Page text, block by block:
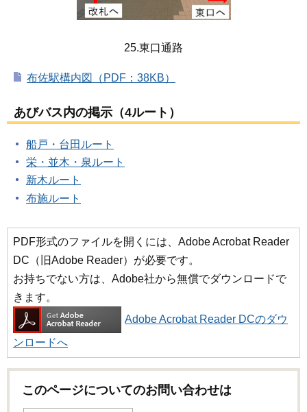
25.東口通路
布佐駅構内図（PDF：38KB）
あびバス内の掲示（4ルート）
船戸・台田ルート
栄・並木・泉ルート
新木ルート
布施ルート
PDF形式のファイルを開くには、Adobe Acrobat Reader
DC（旧Adobe Reader）が必要です。
お持ちでない方は、Adobe社から無償でダウンロードで
きます。
Adobe Acrobat Reader DCのダウ
ンロードへ
このページについてのお問い合わせは